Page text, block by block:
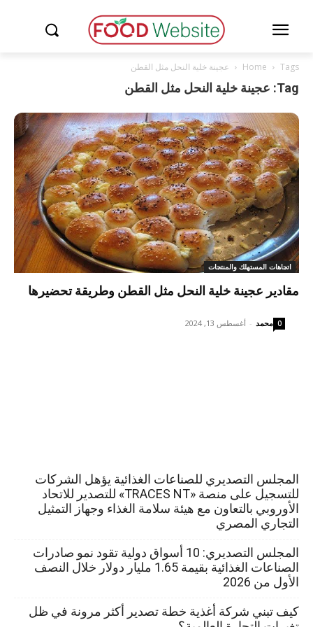
Home Tags عجينة خلية النحل مثل القطن
Tag: عجينة خلية النحل مثل القطن
اتجاهات المستهلك والمنتجات
مقادير عجينة خلية النحل مثل القطن وطريقة تحضيرها
محمد - أغسطس 13, 2024 0
المجلس التصديري للصناعات الغذائية يؤهل الشركات
للتسجيل على منصة «TRACES NT» للتصدير للاتحاد
الأوروبي بالتعاون مع هيئة سلامة الغذاء وجهاز التمثيل
التجاري المصري
المجلس التصديري: 10 أسواق دولية تقود نمو صادرات
الصناعات الغذائية بقيمة 1.65 مليار دولار خلال النصف
الأول من 2026
كيف تبني شركة أغذية خطة تصدير أكثر مرونة في ظل